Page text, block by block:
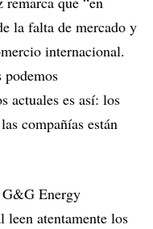
la falta de mercado y
internacional.
podemos
actuales es así: los
compañías están
G&G Energy
leen atentamente los